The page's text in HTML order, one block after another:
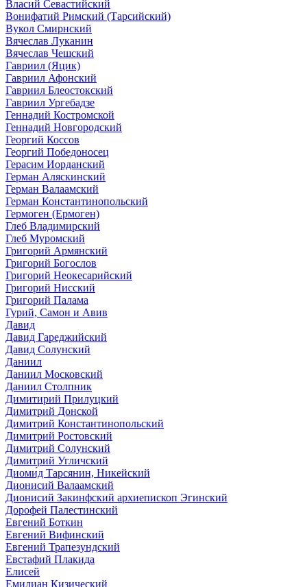
Власий Севастийский
Вонифатий Римский (Тарсийский)
Вукол Смирнский
Вячеслав Луканин
Вячеслав Чешский
Гавриил (Яцик)
Гавриил Афонский
Гавриил Блеостокский
Гавриил Ургебадзе
Геннадий Костромской
Геннадий Новгородский
Георгий Коссов
Георгий Победоносец
Герасим Иорданский
Герман Аляскинский
Герман Валаамский
Герман Константинопольский
Гермоген (Ермоген)
Глеб Владимирский
Глеб Муромский
Григорий Армянский
Григорий Богослов
Григорий Неокесарийский
Григорий Нисский
Григорий Палама
Гурий, Самон и Авив
Давид
Давид Гареджийский
Давид Солунский
Даниил
Даниил Московский
Даниил Столпник
Димитирий Прилуцкий
Димитрий Донской
Димитрий Константинопольский
Димитрий Ростовский
Димитрий Солунский
Димитрий Угличский
Диоми́д Тарсянин, Никейский
Дионисий Валаамский
Дионисий Закинфский архиепископ Эгинский
Дорофей Палестинский
Евгений Боткин
Евгений Вифинский
Евгений Трапезундский
Евстафий Плакида
Елисей
Емилиан Кизический